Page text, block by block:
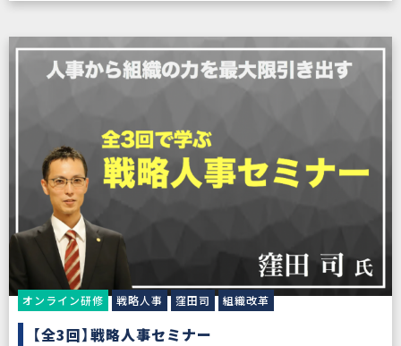
オンライン研修 戦略人事 窪田司 組織改革
【全3回】戦略人事セミナー